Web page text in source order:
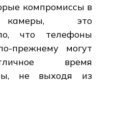
компромиссы в
камеры, это
что телефоны
прежнему могут
время
не выходя из